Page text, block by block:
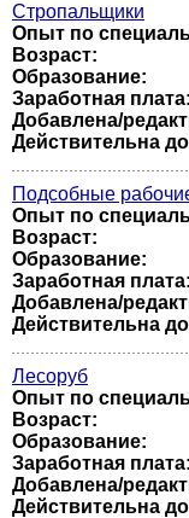
Стропальщики
Опыт по
Возраст:
Образование:
Заработная плата:
Добавлена/
Действительна
Подсобные
Опыт по
Возраст:
Образование:
Заработная плата:
Добавлена/
Действительна
Лесоруб
Опыт по
Возраст:
Образование:
Заработная плата:
Добавлена/
Действительна